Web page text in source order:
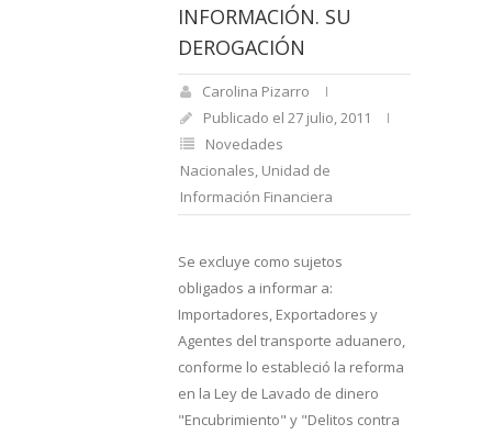
INFORMACIÓN. SU
DEROGACIÓN
Carolina Pizarro
Publicado el 27 julio, 2011
Novedades
Nacionales, Unidad de
Información Financiera
Se excluye como sujetos
obligados a informar a:
Importadores, Exportadores y
Agentes del transporte aduanero,
conforme lo estableció la reforma
en la Ley de Lavado de dinero
"Encubrimiento" y "Delitos contra